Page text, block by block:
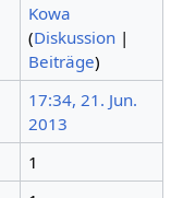
Kowa
(Diskussion |
Beiträge)
17:34, 21. Jun.
2013
1